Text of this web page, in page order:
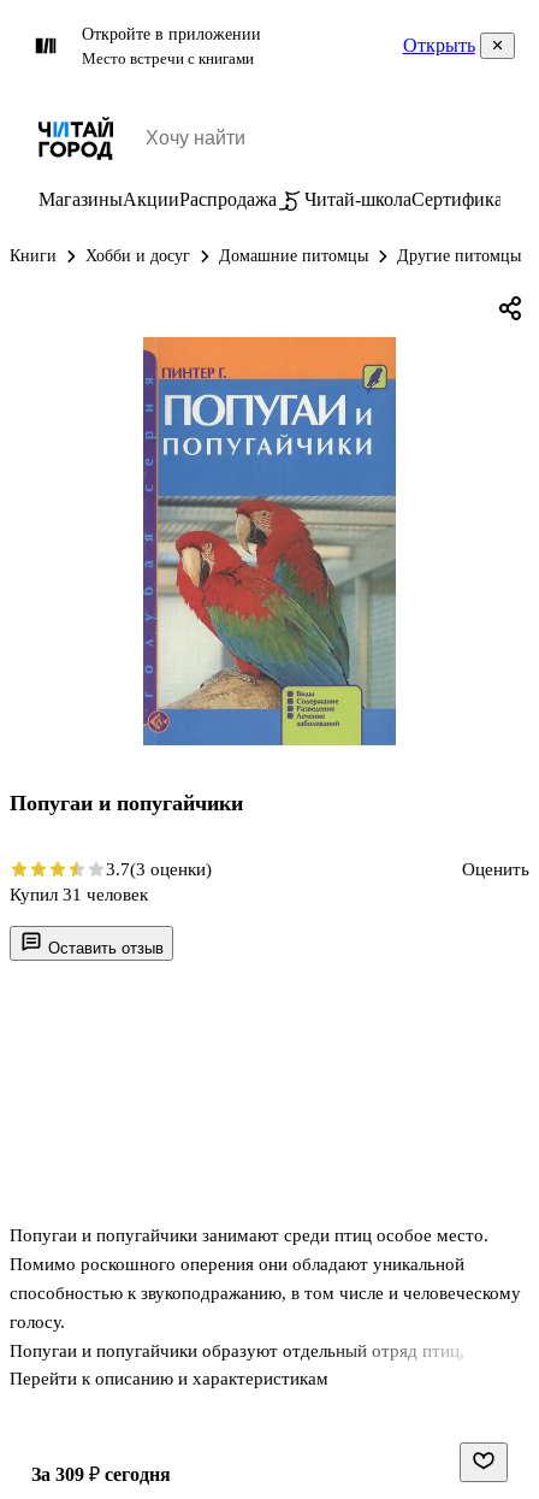
Откройте в приложении
Место встречи с книгами
Открыть
МагазиныАкцииРаспродажа Читай-школаСертификаты
Книги Хобби и досуг Домашние питомцы Другие питомцы
Оставить отзыв
Попугаи и попугайчики занимают среди птиц особое место.
Помимо роскошного оперения они обладают уникальной
способностью к звукоподражанию, в том числе и человеческому
голосу.
Попугаи и попугайчики образуют отдельный отряд птиц,
который насчитывает около 340 видов.
правильно кормить и как их содержать.
Перейти к описанию и характеристикам
Попугаи и попугайчики
3.7(3 оценки)
Оценить
Купил 31 человек
за 309 ₽ сегодня